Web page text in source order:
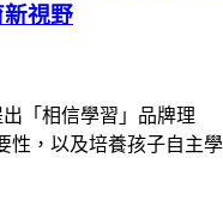
視野
「相信學習」品牌理
性，以及培養孩子自主學